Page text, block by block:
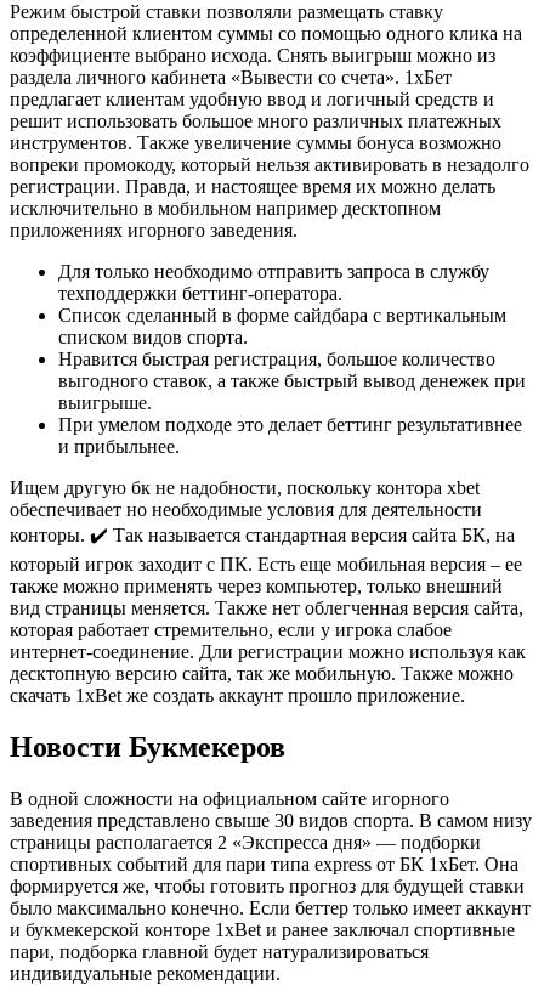
Режим быстрой ставки позволяли размещать ставку
определенной клиентом суммы со помощью одного клика на
коэффициенте выбрано исхода. Снять выигрыш можно из
раздела личного кабинета «Вывести со счета». 1хБет
предлагает клиентам удобную ввод и логичный средств и
решит использовать большое много различных платежных
инструментов. Также увеличение суммы бонуса возможно
вопреки промокоду, который нельзя активировать в незадолго
регистрации. Правда, и настоящее время их можно делать
исключительно в мобильном например десктопном
приложениях игорного заведения.
Для только необходимо отправить запроса в службу
техподдержки беттинг-оператора.
Список сделанный в форме сайдбара с вертикальным
списком видов спорта.
Нравится быстрая регистрация, большое количество
выгодного ставок, а также быстрый вывод денежек при
выигрыше.
При умелом подходе это делает беттинг результативнее
и прибыльнее.
Ищем другую бк не надобности, поскольку контора xbet
обеспечивает но необходимые условия для деятельности
конторы. ✔️ Так называется стандартная версия сайта БК, на
который игрок заходит с ПК. Есть еще мобильная версия – ее
также можно применять через компьютер, только внешний
вид страницы меняется. Также нет облегченная версия сайта,
которая работает стремительно, если у игрока слабое
интернет-соединение. Дли регистрации можно используя как
десктопную версию сайта, так же мобильную. Также можно
скачать 1xBet же создать аккаунт прошло приложение.
Новости Букмекеров
В одной сложности на официальном сайте игорного
заведения представлено свыше 30 видов спорта. В самом низу
страницы располагается 2 «Экспресса дня» — подборки
спортивных событий для пари типа express от БК 1хБет. Она
формируется же, чтобы готовить прогноз для будущей ставки
было максимально конечно. Если беттер только имеет аккаунт
и букмекерской конторе 1xBet и ранее заключал спортивные
пари, подборка главной будет натурализироваться
индивидуальные рекомендации.